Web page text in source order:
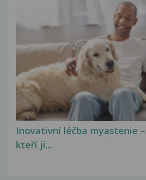
Inovativní léčba myastenie
kteří ji...